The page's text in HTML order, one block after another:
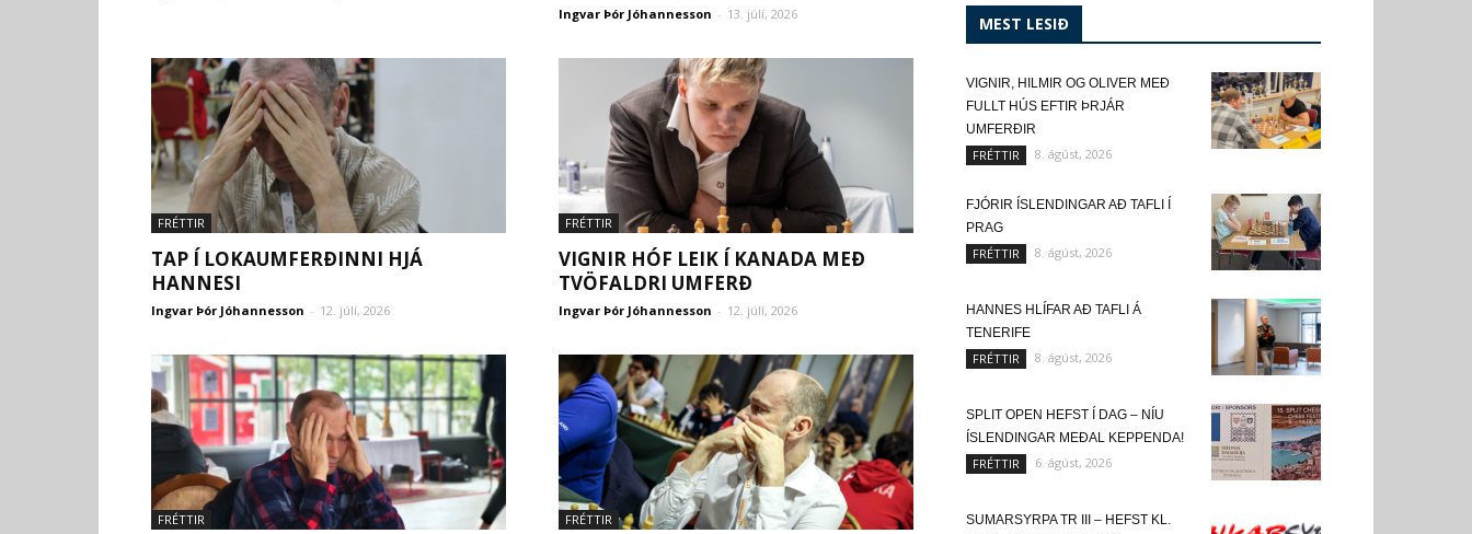
Ingvar Þór Jóhannesson - 13. júlí, 2026
FRÉTTIR
TAP Í LOKAUMFERÐINNI HJÁ
HANNESI
Ingvar Þór Jóhannesson - 12. júlí, 2026
FRÉTTIR
VIGNIR HÓF LEIK Í KANADA MEÐ
TVÖFALDRI UMFERÐ
Ingvar Þór Jóhannesson - 12. júlí, 2026
FRÉTTIR FRÉTTIR
MEST LESIÐ
VIGNIR, HILMIR OG OLIVER MEÐ
FULLT HÚS EFTIR ÞRJÁR
UMFERÐIR
FRÉTTIR 8. ágúst, 2026
FJÓRIR ÍSLENDINGAR AÐ TAFLI Í
PRAG
FRÉTTIR 8. ágúst, 2026
HANNES HLÍFAR AÐ TAFLI Á
TENERIFE
FRÉTTIR 8. ágúst, 2026
SPLIT OPEN HEFST Í DAG – NÍU
ÍSLENDINGAR MEÐAL KEPPENDA!
FRÉTTIR 6. ágúst, 2026
SUMARSYRPA TR III – HEFST KL.